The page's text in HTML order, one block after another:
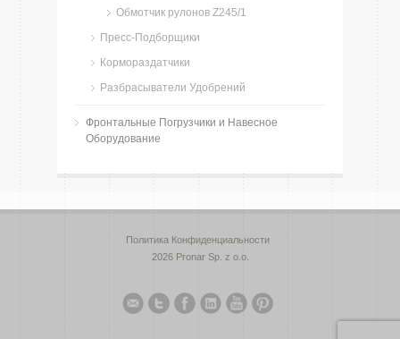
Обмотчик рулонов Z245/1
Пресс-Подборщики
Кормораздатчики
Разбрасыватели Удобрений
Фронтальные Погрузчики и Навесное
Оборудование
Политика Конфиденциальности
2026 Pronar Sp. z o.o.